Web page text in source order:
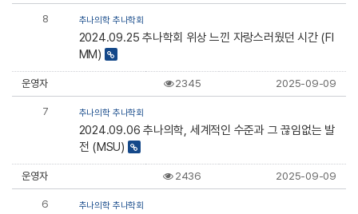
8 추나의학 추나학회
2024.09.25 추나학회 위상 느낀 자랑스러웠던 시간 (FI
MM)
운영자 2345 2025-09-09
7 추나의학 추나학회
2024.09.06 추나의학, 세계적인 수준과 그 끊임없는 발
전 (MSU)
운영자 2436 2025-09-09
6 추나의학 추나학회